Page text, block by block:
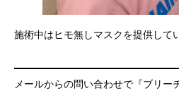
施術中はヒモ無しマスクを提供して
メールからの問い合わせで『ブリー